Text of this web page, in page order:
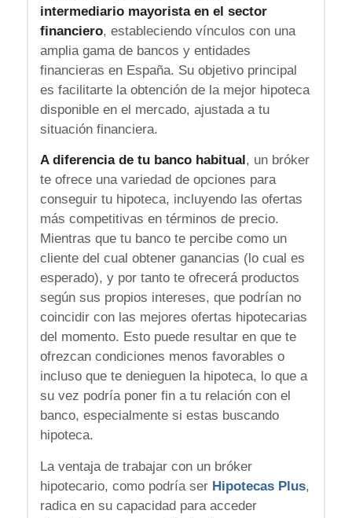
intermediario mayorista en el sector
financiero, estableciendo vínculos con una
amplia gama de bancos y entidades
financieras en España. Su objetivo principal
es facilitarte la obtención de la mejor hipoteca
disponible en el mercado, ajustada a tu
situación financiera.
A diferencia de tu banco habitual , un bróker
te ofrece una variedad de opciones para
conseguir tu hipoteca, incluyendo las ofertas
más competitivas en términos de precio.
Mientras que tu banco te percibe como un
cliente del cual obtener ganancias (lo cual es
esperado), y por tanto te ofrecerá productos
según sus propios intereses, que podrían no
coincidir con las mejores ofertas hipotecarias
del momento. Esto puede resultar en que te
ofrezcan condiciones menos favorables o
incluso que te denieguen la hipoteca, lo que a
su vez podría poner fin a tu relación con el
banco, especialmente si estas buscando
hipoteca.
La ventaja de trabajar con un bróker
hipotecario, como podría ser Hipotecas Plus,
radica en su capacidad para acceder